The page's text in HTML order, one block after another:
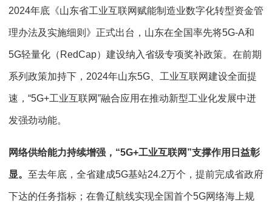
2024年底《山东省工业互联网赋能制造业数字化转型资金管
理办法及实施细则》正式出台，山东在全国率先将5G-A和
5G轻量化（RedCap）建设纳入省级专项奖补政策。在前期
系列政策加持下，2024年山东5G、工业互联网建设全面提
速，“5G+工业互联网”融合应用在推动新型工业化发展中迸
发强劲动能。
网络供给能力持续增强，“5G+工业互联网”支撑作用日益彰
显。 至去年底，全省建成5G基站24.2万个，提前完成省政府
下达的任务指标；在鲁辽航线实现全国首个5G网络海上规